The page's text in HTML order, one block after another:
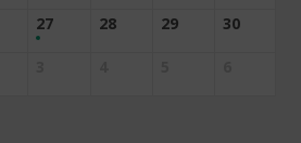
27 28 29 30